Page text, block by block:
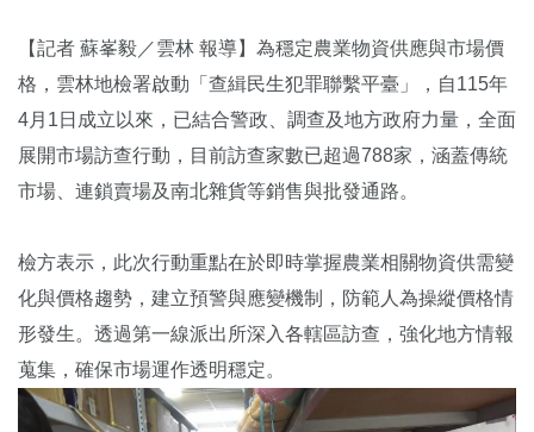
【記者 蘇峯毅／雲林 報導】為穩定農業物資供應與市場價
格，雲林地檢署啟動「查緝民生犯罪聯繫平臺」，自115年
4月1日成立以來，已結合警政、調查及地方政府力量，全面
展開市場訪查行動，目前訪查家數已超過788家，涵蓋傳統
市場、連鎖賣場及南北雜貨等銷售與批發通路。
檢方表示，此次行動重點在於即時掌握農業相關物資供需變
化與價格趨勢，建立預警與應變機制，防範人為操縱價格情
形發生。透過第一線派出所深入各轄區訪查，強化地方情報
蒐集，確保市場運作透明穩定。